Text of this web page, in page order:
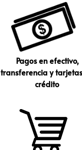
Pagos en efectivo,
transferencia y
crédito